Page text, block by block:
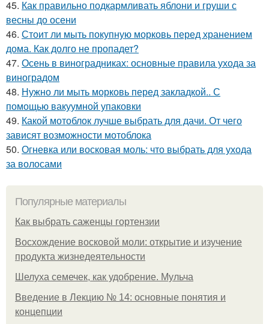
45. Как правильно подкармливать яблони и груши с
весны до осени
46. Стоит ли мыть покупную морковь перед хранением
дома. Как долго не пропадет?
47. Осень в виноградниках: основные правила ухода за
виноградом
48. Нужно ли мыть морковь перед закладкой.. С
помощью вакуумной упаковки
49. Какой мотоблок лучше выбрать для дачи. От чего
зависят возможности мотоблока
50. Огневка или восковая моль: что выбрать для ухода
за волосами
Популярные материалы
Как выбрать саженцы гортензии
Восхождение восковой моли: открытие и изучение
продукта жизнедеятельности
Шелуха семечек, как удобрение. Мульча
Введение в Лекцию № 14: основные понятия и
концепции